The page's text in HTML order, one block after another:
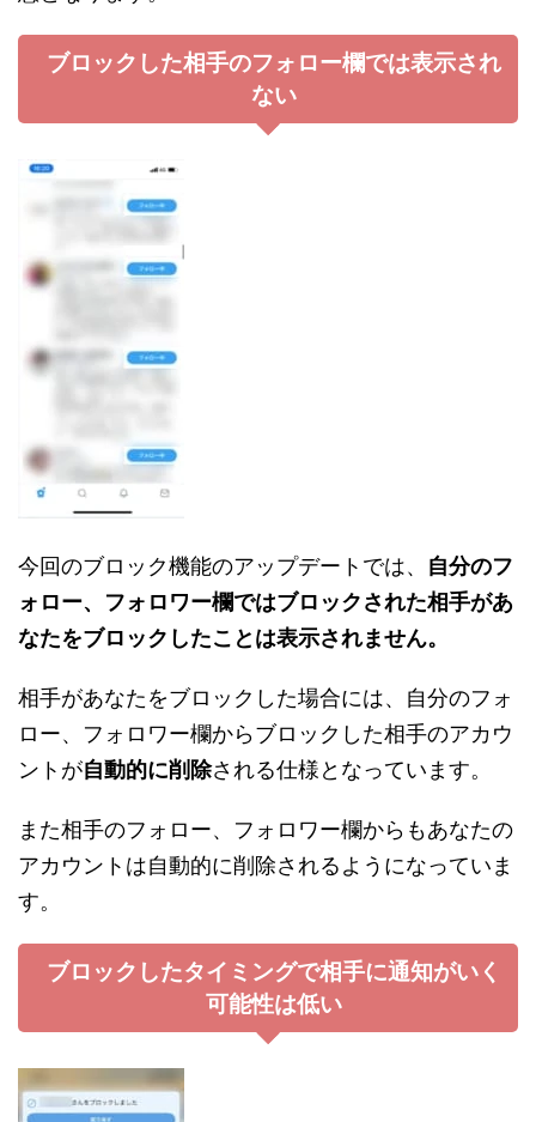
ブロックした相手のフォロー欄では表示され
ない
今回のブロック機能のアップデートでは、 自分のフ
ォロー、フォロワー欄ではブロックされた相手があ
なたをブロックしたことは表示されません。
相手があなたをブロックした場合には、自分のフォ
ロー、フォロワー欄からブロックした相手のアカウ
ントが自動的に削除される仕様となっています。
また相手のフォロー、フォロワー欄からもあなたの
アカウントは自動的に削除されるようになっていま
す。
ブロックしたタイミングで相手に通知がいく
可能性は低い